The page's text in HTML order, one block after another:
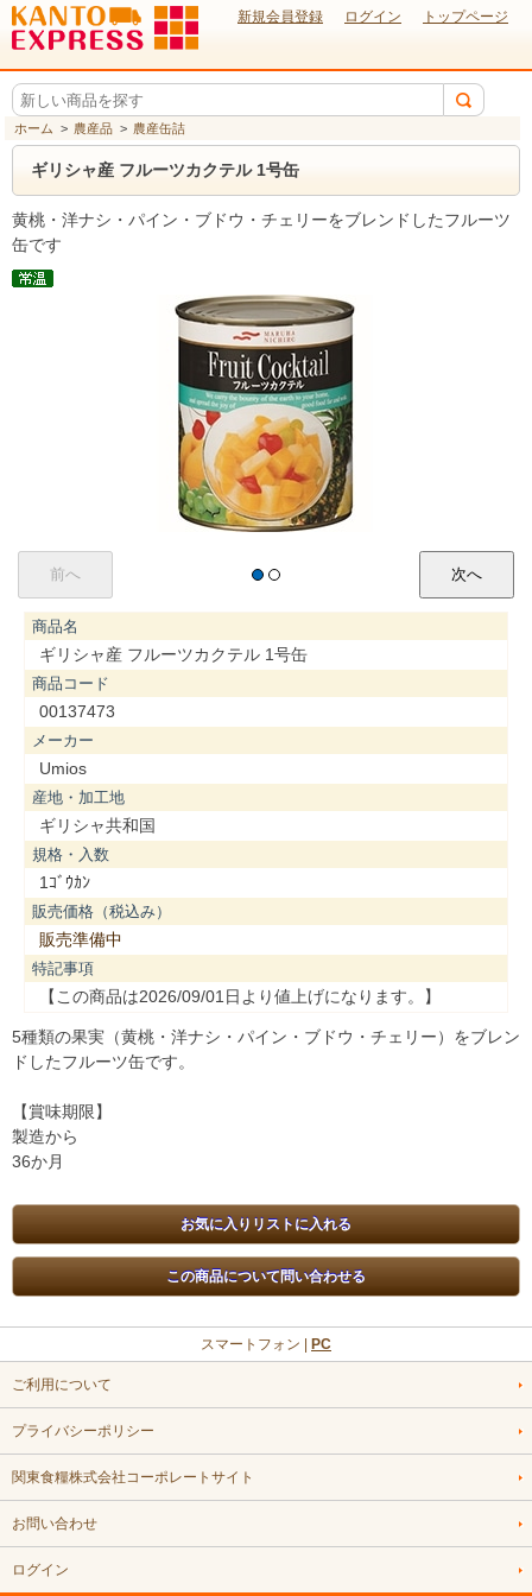
新規会員登録 ログイン トップページ
ホーム > 農産品 > 農産缶詰
ギリシャ産 フルーツカクテル 1号缶
黄桃・洋ナシ・パイン・ブドウ・チェリーをブレンドしたフルーツ
缶です
商品名
ギリシャ産 フルーツカクテル 1号缶
商品コード
00137473
メーカー
Umios
産地・加工地
ギリシャ共和国
規格・入数
1ｺﾞｳｶﾝ
販売価格（税込み）
販売準備中
特記事項
【この商品は2026/09/01日より値上げになります。】
5種類の果実（黄桃・洋ナシ・パイン・ブドウ・チェリー）をブレン
ドしたフルーツ缶です。
【賞味期限】
製造から
36か月
スマートフォン | PC
ご利用について
プライバシーポリシー
関東食糧株式会社コーポレートサイト
お問い合わせ
ログイン